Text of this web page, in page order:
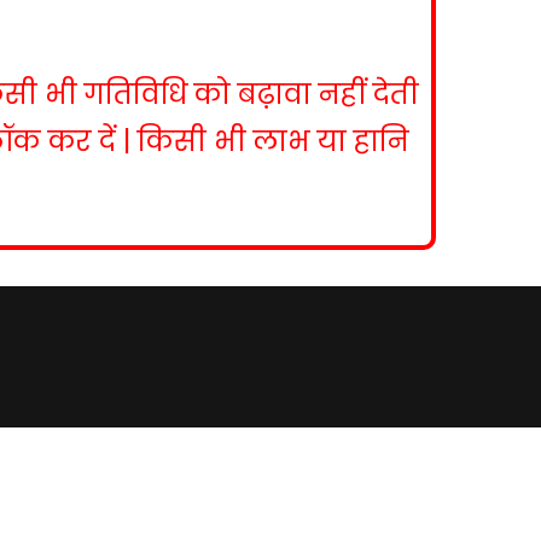
भी गतिविधि को बढ़ावा नहीं देती
कर दें | किसी भी लाभ या हानि